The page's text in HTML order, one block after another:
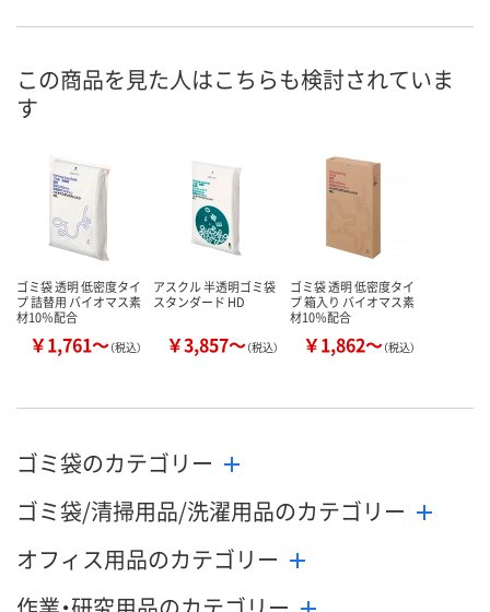
8月10日（月）
カゴへ カゴへ
この商品を見た人はこちらも検討されていま
す
ゴミ袋 透明 低密度タイ
プ 詰替用 バイオマス素
材10％配合
￥1,761～（税込）
アスクル 半透明ゴミ袋
スタンダード HD
￥3,857～（税込）
ゴミ袋 透明 低密度タイ
プ 箱入り バイオマス素
材10％配合
￥1,862～（税込）
ゴミ袋のカテゴリー
ゴミ袋/清掃用品/洗濯用品のカテゴリー
オフィス用品のカテゴリー